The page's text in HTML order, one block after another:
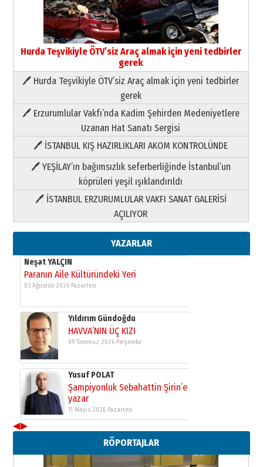
Hurda Teşvikiyle ÖTV’siz Araç almak için yeni tedbirler
gerek
🖊 Hurda Teşvikiyle ÖTV’siz Araç almak için yeni tedbirler
gerek
🖊 Erzurumlular Vakfı’nda Kadim Şehirden Medeniyetlere
Uzanan Hat Sanatı Sergisi
🖊 İSTANBUL KIŞ HAZIRLIKLARI AKOM KONTROLÜNDE
🖊 YEŞİLAY’ın bağımsızlık seferberliğinde İstanbul’un
köprüleri yeşil ışıklandırıldı
🖊 İSTANBUL ERZURUMLULAR VAKFI SANAT GALERİSİ
AÇILIYOR
YAZARLAR
Paranın Aile Kültüründeki Yeri
03 Ağustos 2026 Pazartesi
Yıldırım Gündoğdu
HAVVA’NIN ÜÇ KIZI
09 Temmuz 2026 Perşembe
Yusuf POLAT
Şampiyonluk Sebahattin Şirin’e
yazar
11 Mayıs 2026 Pazartesi
Neşat YALÇIN
Paranın Aile Kültüründeki Yeri
03 Ağustos 2026 Pazartesi
Yıldırım Gündoğdu
HAVVA’NIN ÜÇ KIZI
09 Temmuz 2026 Perşembe
Yusuf POLAT
Şampiyonluk Sebahattin Şirin’e
yazar
11 Mayıs 2026 Pazartesi
Neşat YALÇIN
Paranın Aile Kültüründeki Yeri
03 Ağustos 2026 Pazartesi
◀▶
RÖPORTAJLAR